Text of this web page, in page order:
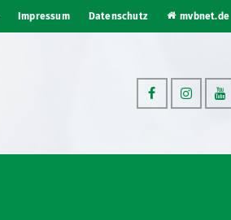
Impressum Datenschutz mvbnet.de